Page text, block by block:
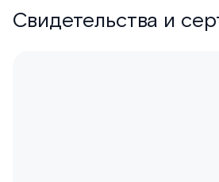
Свидетельства и